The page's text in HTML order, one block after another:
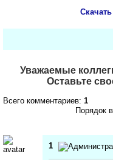
Уважаемые
Оставьте
Всего комментариев: 1
Порядок
1